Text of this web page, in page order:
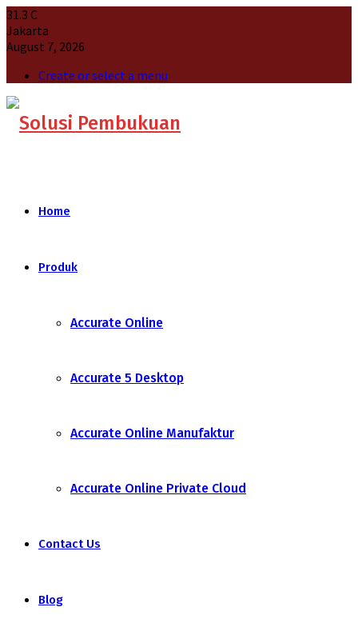
31.3 C
Jakarta
August 7, 2026
Create or select a menu
Home
Produk
Accurate Online
Accurate 5 Desktop
Accurate Online Manufaktur
Accurate Online Private Cloud
Contact Us
Blog